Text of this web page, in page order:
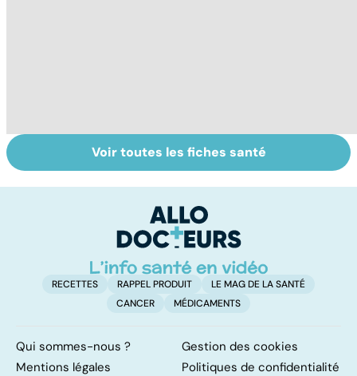
Femmes :
comment
Bien vivre la
ménopause
Voir toutes les fiches santé
RECETTES RAPPEL PRODUIT
LE MAG DE LA SANTÉ
CANCER
MÉDICAMENTS
Qui sommes-nous ?
Gestion des cookies
Mentions légales
Politiques de confidentialité